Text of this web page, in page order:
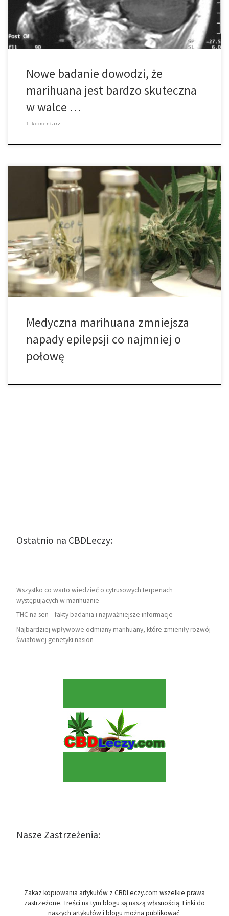
po chemio- i radioterapii. GW Pharmaceuticals połączyło dwa […]
Nowe badanie dowodzi, że
marihuana jest bardzo skuteczna
w walce …
1 komentarz
Ekstrakt z konopi wykazuje ogromny potencjał w leczeniu
padaczki wieku dziecięcego, według danych opublikowanych na
początku tego tygodnia. Brytyjski producent leków GW
Pharmaceuticals opublikował pierwsze wyniki dotyczące
skuteczności i bezpieczeństwa leku o nazwie Epidiolex,
oczyszczonej postaci kannabidiolu (CBD), związku znajdującego
się w marihuanie. Lek doprowadził do średniego zmniejszenia
częstości napadów […]
Medyczna marihuana zmniejsza
napady epilepsji co najmniej o
połowę
Ostatnio na CBDLeczy:
Wszystko co warto wiedzieć o cytrusowych terpenach
występujących w marihuanie
THC na sen – fakty badania i najważniejsze informacje
Najbardziej wpływowe odmiany marihuany, które zmieniły rozwój
światowej genetyki nasion
Nasze Zastrzeżenia:
Zakaz kopiowania artykułów z CBDLeczy.com wszelkie prawa
zastrzeżone. Treści na tym blogu są naszą własnością. Linki do
naszych artykułów i blogu można publikować.